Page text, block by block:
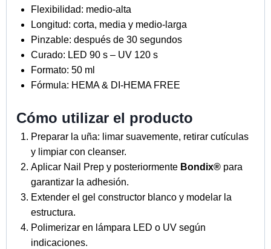
Flexibilidad: medio-alta
Longitud: corta, media y medio-larga
Pinzable: después de 30 segundos
Curado: LED 90 s – UV 120 s
Formato: 50 ml
Fórmula: HEMA & DI-HEMA FREE
Cómo utilizar el producto
Preparar la uña: limar suavemente, retirar cutículas
y limpiar con cleanser.
Aplicar Nail Prep y posteriormente Bondix® para
garantizar la adhesión.
Extender el gel constructor blanco y modelar la
estructura.
Polimerizar en lámpara LED o UV según
indicaciones.